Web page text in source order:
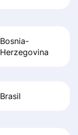
Bosnia-
Herzegovina
Brasil